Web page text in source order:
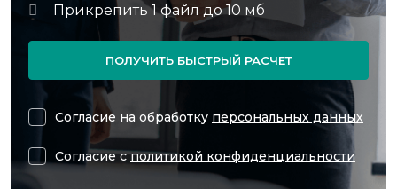
ПОЛУЧИТЬ БЫСТРЫЙ РАСЧЕТ
Согласие на обработку персональных данных
Согласие сполитикой конфиденциальности